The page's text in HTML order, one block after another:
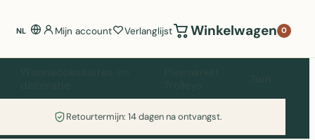
NL Mijn account Verlanglijst Winkelwagen 0
Retourtermijn: 14 dagen na ontvangst.